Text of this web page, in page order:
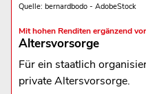
Quelle: bernardbodo - AdobeStock
Mit hohen Renditen ergänzend
Altersvorsorge
Für ein staatlich
private Altersvorsorge.